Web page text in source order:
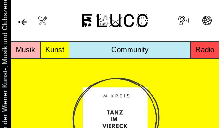
Musik Kunst Community Radio